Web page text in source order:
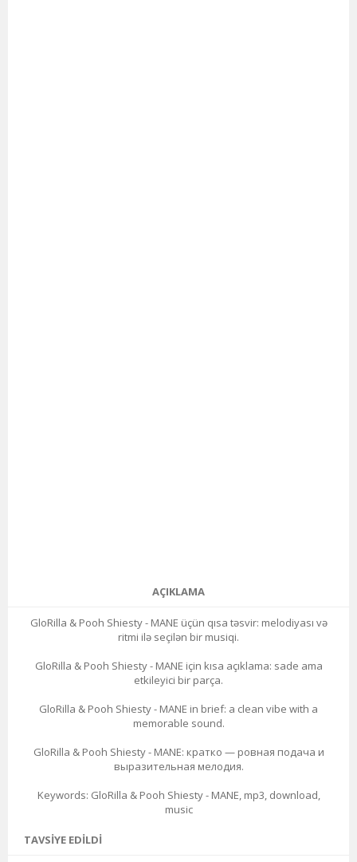
AÇIKLAMA
GloRilla & Pooh Shiesty - MANE üçün qısa təsvir: melodiyası və
ritmi ilə seçilən bir musiqi.
GloRilla & Pooh Shiesty - MANE için kısa açıklama: sade ama
etkileyici bir parça.
GloRilla & Pooh Shiesty - MANE in brief: a clean vibe with a
memorable sound.
GloRilla & Pooh Shiesty - MANE: кратко — ровная подача и
выразительная мелодия.
Keywords: GloRilla & Pooh Shiesty - MANE, mp3, download,
music
TAVSIYE EDILDI